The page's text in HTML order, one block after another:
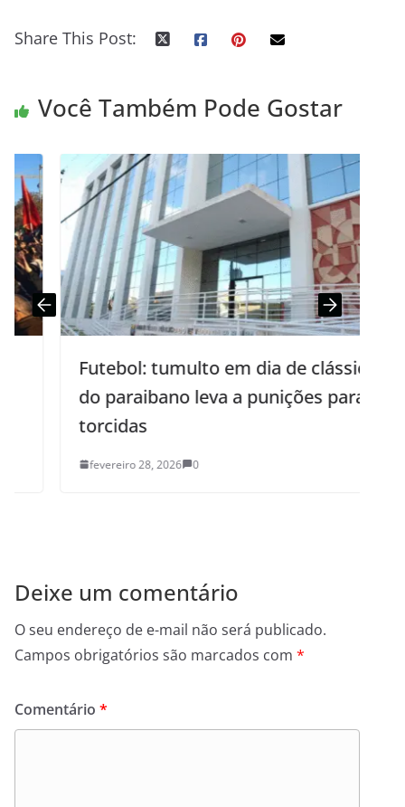
Share This Post:
Você Também Pode Gostar
Futebol: tumulto em dia de clássico
do paraibano leva a punições para
torcidas
fevereiro 28, 2026 0
Deixe um comentário
O seu endereço de e-mail não será publicado.
Campos obrigatórios são marcados com *
Comentário *